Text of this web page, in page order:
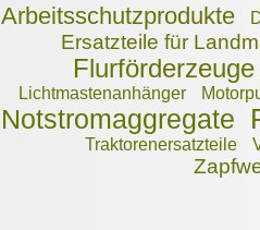
Arbeitsschutzprodukte
Ersatzteile für
Flurförderzeuge
Lichtmastenanhänger
Notstromaggregate
Traktorenersatzteile